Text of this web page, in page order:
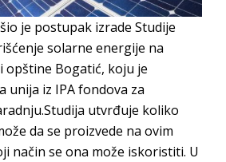
je postupak izrade Studije
solarne energije na
opštine Bogatić, koju je
unija iz IPA fondova za
utvrđuje koliko
da se proizvede na ovim
način se ona može iskoristiti. U